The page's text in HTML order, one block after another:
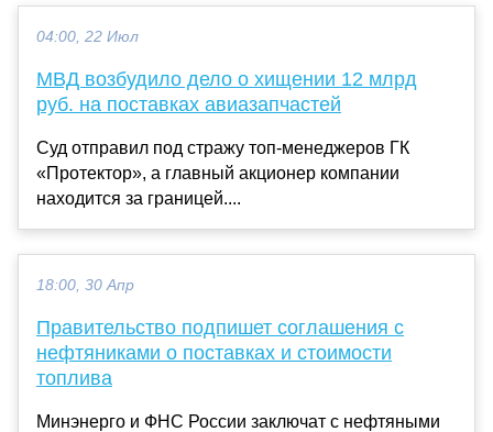
04:00, 22 Июл
МВД возбудило дело о хищении 12 млрд
руб. на поставках авиазапчастей
Суд отправил под стражу топ-менеджеров ГК
«Протектор», а главный акционер компании
находится за границей....
18:00, 30 Апр
Правительство подпишет соглашения с
нефтяниками о поставках и стоимости
топлива
Минэнерго и ФНС России заключат с нефтяными